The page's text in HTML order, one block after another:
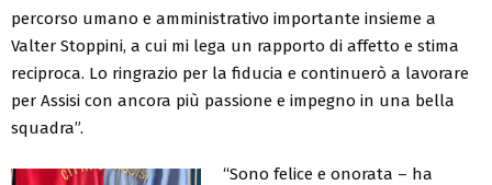
percorso umano e amministrativo importante insieme a
Valter Stoppini, a cui mi lega un rapporto di affetto e stima
reciproca. Lo ringrazio per la fiducia e continuerò a lavorare
per Assisi con ancora più passione e impegno in una bella
squadra”.
“Sono felice e onorata – ha